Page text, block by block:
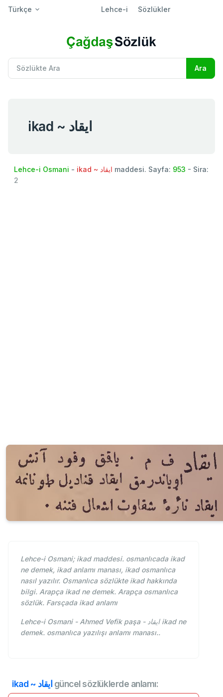
Türkçe Lehce-i Sözlükler
ikad ~ ايقاد
Lehce-i Osmani - ikad ~ ايقاد maddesi. Sayfa: 953 - Sira:
2
Lehce-i Osmani; ikad maddesi. osmanlıcada ikad
ne demek, ikad anlamı manası, ikad osmanlıca
nasıl yazılır. Osmanlıca sözlükte ikad hakkında
bilgi. Arapça ikad ne demek. Arapça osmanlıca
sözlük. Farsçada ikad anlamı
Lehce-i Osmani - Ahmed Vefik paşa - ايقاد ikad ne
demek. osmanlıca yazılışı anlamı manası..
ikad ~ ايقاد güncel sözlüklerde anlamı: